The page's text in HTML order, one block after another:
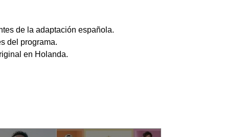
de la adaptación española.
del programa.
en Holanda.